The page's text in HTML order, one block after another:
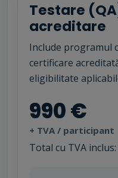
Testare
acreditare
Include programul
certificare
eligibilitate
990 €
+ TVA / participant
Total cu TVA inclus: